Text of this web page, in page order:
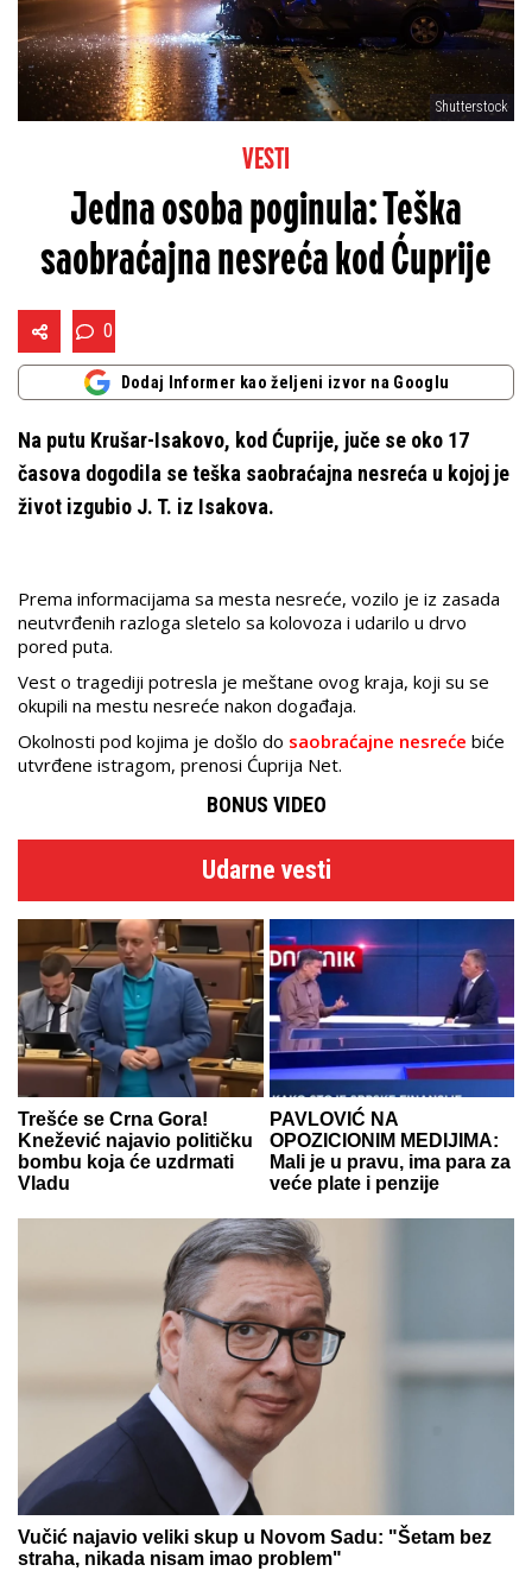
Shutterstock
VESTI
Jedna osoba poginula: Teška
saobraćajna nesreća kod Ćuprije
0
Dodaj Informer kao željeni izvor na Googlu
Na putu Krušar-Isakovo, kod Ćuprije, juče se oko 17
časova dogodila se teška saobraćajna nesreća u kojoj je
život izgubio J. T. iz Isakova.
Prema informacijama sa mesta nesreće, vozilo je iz zasada
neutvrđenih razloga sletelo sa kolovoza i udarilo u drvo
pored puta.
Vest o tragediji potresla je meštane ovog kraja, koji su se
okupili na mestu nesreće nakon događaja.
Okolnosti pod kojima je došlo do saobraćajne nesreće biće
utvrđene istragom, prenosi Ćuprija Net.
BONUS VIDEO
Udarne vesti
Trešće se Crna Gora!
Knežević najavio političku
bombu koja će uzdrmati
Vladu
PAVLOVIĆ NA
OPOZICIONIM MEDIJIMA:
Mali je u pravu, ima para za
veće plate i penzije
Vučić najavio veliki skup u Novom Sadu: "Šetam bez
straha, nikada nisam imao problem"